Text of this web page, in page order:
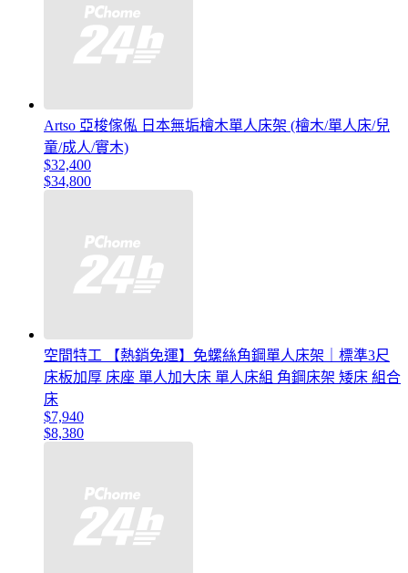
Artso 亞梭傢俬 日本無垢檜木單人床架 (檜木/單人床/兒
童/成人/實木)
$32,400
$34,800
空間特工 【熱銷免運】免螺絲角鋼單人床架｜標準3尺
床板加厚 床座 單人加大床 單人床組 角鋼床架 矮床 組合
床
$7,940
$8,380